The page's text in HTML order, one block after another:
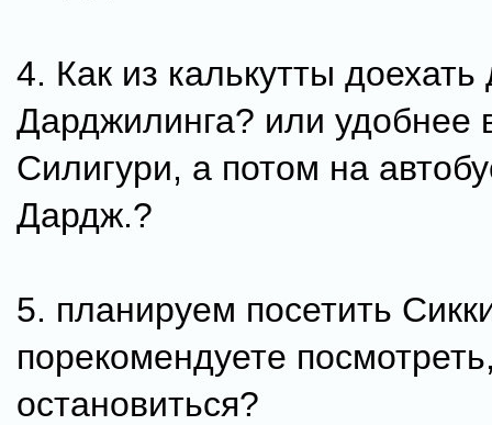
4. Как из калькутты доехать
Дарджилинга? или удобнее
Силигури, а потом на
Дардж.?
5. планируем посетить
порекомендуете
остановиться?